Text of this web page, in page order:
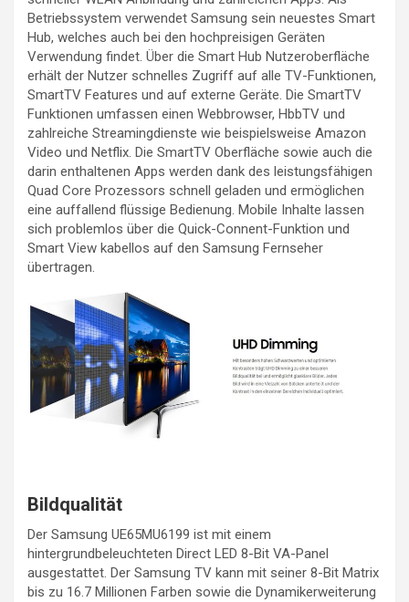
Betriebssystem verwendet Samsung sein neuestes Smart
Hub, welches auch bei den hochpreisigen Geräten
Verwendung findet. Über die Smart Hub Nutzeroberfläche
erhält der Nutzer schnelles Zugriff auf alle TV-Funktionen,
SmartTV Features und auf externe Geräte. Die SmartTV
Funktionen umfassen einen Webbrowser, HbbTV und
zahlreiche Streamingdienste wie beispielsweise Amazon
Video und Netflix. Die SmartTV Oberfläche sowie auch die
darin enthaltenen Apps werden dank des leistungsfähigen
Quad Core Prozessors schnell geladen und ermöglichen
eine auffallend flüssige Bedienung. Mobile Inhalte lassen
sich problemlos über die Quick-Connent-Funktion und
Smart View kabellos auf den Samsung Fernseher
übertragen.
Bildqualität
Der Samsung UE65MU6199 ist mit einem
hintergrundbeleuchteten Direct LED 8-Bit VA-Panel
ausgestattet. Der Samsung TV kann mit seiner 8-Bit Matrix
bis zu 16.7 Millionen Farben sowie die Dynamikerweiterung